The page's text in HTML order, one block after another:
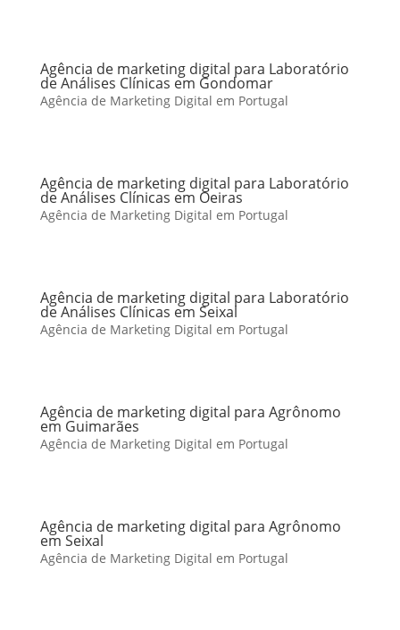
Agência de marketing digital para Laboratório
de Análises Clínicas em Gondomar
Agência de Marketing Digital em Portugal
Agência de marketing digital para Laboratório
de Análises Clínicas em Oeiras
Agência de Marketing Digital em Portugal
Agência de marketing digital para Laboratório
de Análises Clínicas em Seixal
Agência de Marketing Digital em Portugal
Agência de marketing digital para Agrônomo
em Guimarães
Agência de Marketing Digital em Portugal
Agência de marketing digital para Agrônomo
em Seixal
Agência de Marketing Digital em Portugal